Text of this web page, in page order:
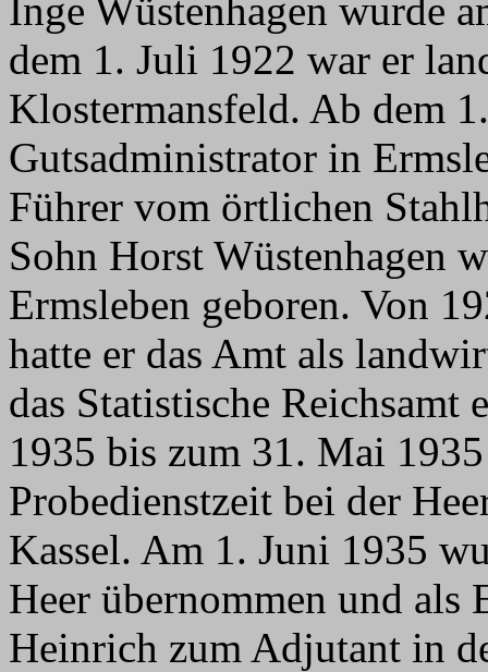
Inge Wüstenhagen wurde
dem 1. Juli 1922 war er
Klostermansfeld. Ab dem
Gutsadministrator in
Führer vom örtlichen
Sohn Horst Wüstenhagen
Ermsleben geboren. Von
hatte er das Amt als
das Statistische Reichsamt
1935 bis zum 31. Mai
Probedienstzeit bei der
Kassel. Am 1. Juni 1935
Heer übernommen und als
Heinrich zum Adjutant in